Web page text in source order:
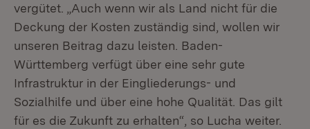
vergütet. „Auch wenn wir als Land nicht für die
Deckung der Kosten zuständig sind, wollen wir
unseren Beitrag dazu leisten. Baden-
Württemberg verfügt über eine sehr gute
Infrastruktur in der Eingliederungs- und
Sozialhilfe und über eine hohe Qualität. Das gilt
für es die Zukunft zu erhalten“, so Lucha weiter.